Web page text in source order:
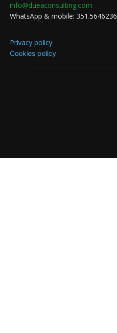
info@dueaconsulting.com
WhatsApp & mobile: 351.5646236
Privacy policy
Cookies policy